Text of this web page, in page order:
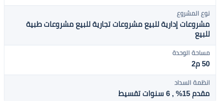
نوع المشروع
مشروعات إدارية للبيع مشروعات تجارية للبيع مشروعات طبية
للبيع
مساحة الوحدة
50 م2
انظمة السداد
مقدم 15% , 6 سنوات تقسيط